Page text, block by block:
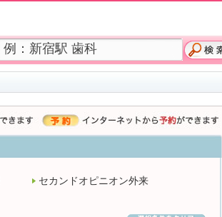
セカンドオピニオン外来